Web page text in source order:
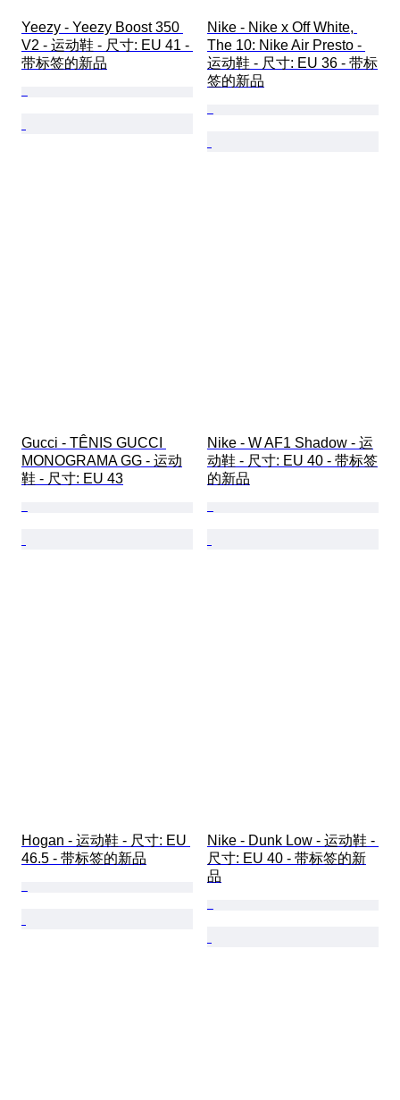
Yeezy - Yeezy Boost 350
V2 - 运动鞋 - 尺寸: EU 41 -
带标签的新品
Nike - Nike x Off White,
The 10: Nike Air Presto -
运动鞋 - 尺寸: EU 36 - 带标
签的新品
Gucci - TÊNIS GUCCI
MONOGRAMA GG - 运动
鞋 - 尺寸: EU 43
Nike - W AF1 Shadow - 运
动鞋 - 尺寸: EU 40 - 带标签
的新品
Hogan - 运动鞋 - 尺寸: EU
46.5 - 带标签的新品
Nike - Dunk Low - 运动鞋 -
尺寸: EU 40 - 带标签的新
品